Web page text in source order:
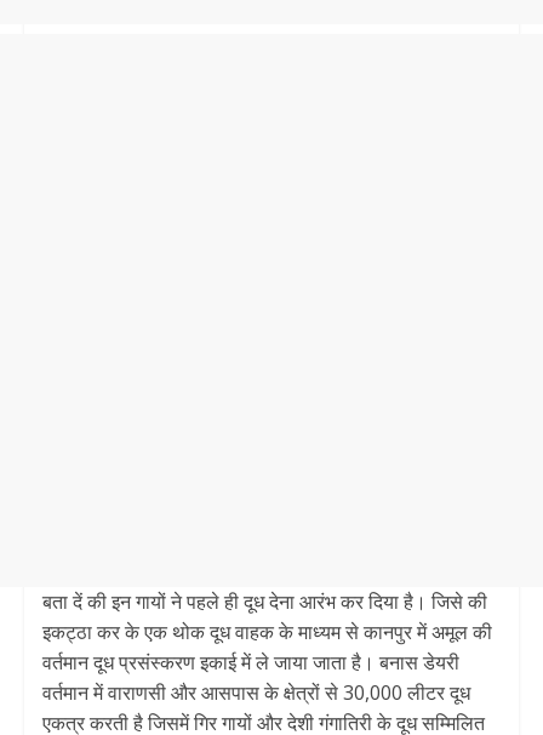
बता दें की इन गायों ने पहले ही दूध देना आरंभ कर दिया है। जिसे की
इकट्ठा कर के एक थोक दूध वाहक के माध्यम से कानपुर में अमूल की
वर्तमान दूध प्रसंस्करण इकाई में ले जाया जाता है। बनास डेयरी
वर्तमान में वाराणसी और आसपास के क्षेत्रों से 30,000 लीटर दूध
एकत्र करती है जिसमें गिर गायों और देशी गंगातिरी के दूध सम्मिलित